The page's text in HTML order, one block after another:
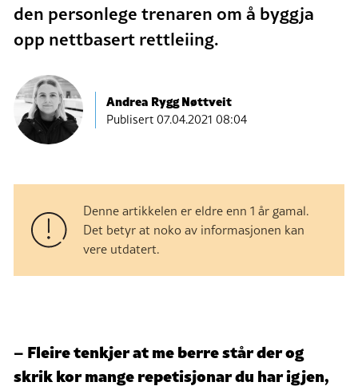
den personlege trenaren om å byggja
opp nettbasert rettleiing.
Andrea Rygg Nøttveit
Publisert07.04.2021 08:04
Denne artikkelen er eldre enn 1 år gamal.
Det betyr at noko av informasjonen kan
vere utdatert.
– Fleire tenkjer at me berre står der og
skrik kor mange repetisjonar du har igjen,